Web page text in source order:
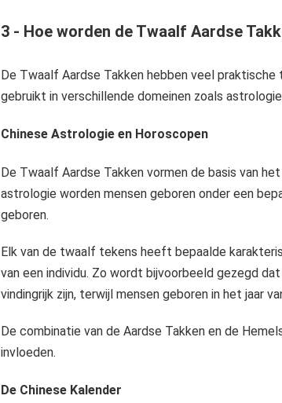
3 - Hoe worden de Twaalf Aardse
De Twaalf Aardse Takken hebben veel praktische
gebruikt in verschillende domeinen zoals
Chinese Astrologie en Horoscopen
De Twaalf Aardse Takken vormen de basis van
astrologie worden mensen geboren onder een
geboren.
Elk van de twaalf tekens heeft bepaalde
van een individu. Zo wordt bijvoorbeeld gezegd
vindingrijk zijn, terwijl mensen geboren in het jaar
De combinatie van de Aardse Takken en de
invloeden.
De Chinese Kalender